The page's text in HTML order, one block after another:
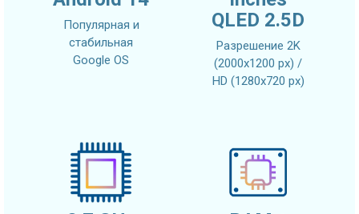
Популярная и
стабильная
Google OS
QLED 2.5D
Разрешение 2K
(2000x1200 px) /
HD (1280x720 px)